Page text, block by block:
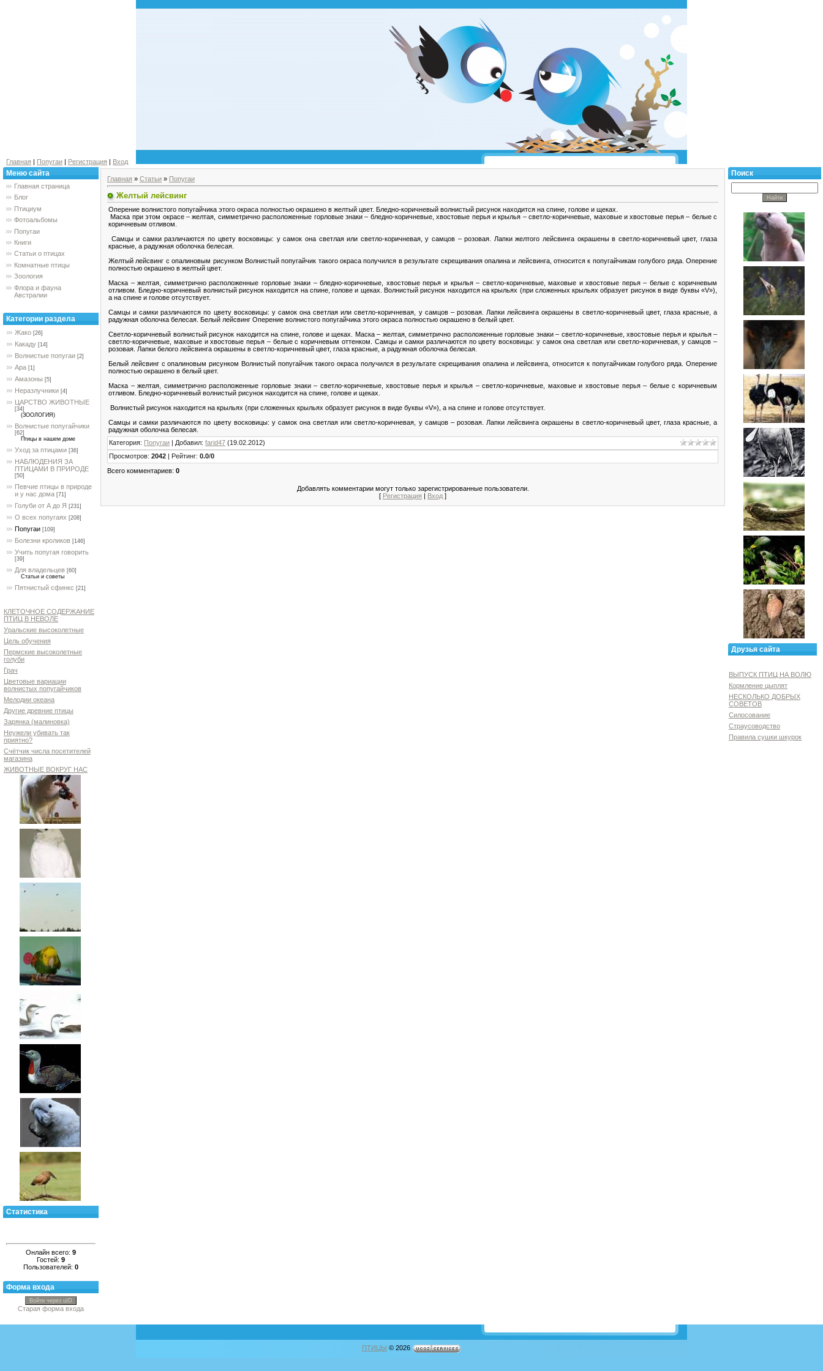
Главная | Попугаи | Регистрация | Вход
Меню сайта
Главная страница
Блог
Птициум
Фотоальбомы
Попугаи
Книги
Статьи о птицах
Комнатные птицы
Зоология
Флора и фауна
Австралии
Категории раздела
Жако [26]
Какаду [14]
Волнистые попугаи [2]
Ара [1]
Амазоны [5]
Неразлучники [4]
ЦАРСТВО ЖИВОТНЫЕ
[34]
(ЗООЛОГИЯ)
Волнистые попугайчики
[62]
Птицы в нашем доме
Уход за птицами [36]
НАБЛЮДЕНИЯ ЗА
ПТИЦАМИ В ПРИРОДЕ
[50]
Певчие птицы в природе
и у нас дома [71]
Голуби от А до Я [231]
О всех попугаях [208]
Попугаи [109]
Болезни кроликов [146]
Учить попугая говорить
[39]
Для владельцев [60]
Статьи и советы
Пятнистый сфинкс [21]
КЛЕТОЧНОЕ СОДЕРЖАНИЕ
ПТИЦ В НЕВОЛЕ
Уральские высоколетные
Цель обучения
Пермские высоколетные
голуби
Грач
Цветовые вариации
волнистых попугайчиков
Мелодии океана
Другие древние птицы
Зарянка (малиновка)
Неужели убивать так
приятно?
Счётчик числа посетителей
магазина
ЖИВОТНЫЕ ВОКРУГ НАС
Статистика
Онлайн всего: 9
Гостей: 9
Пользователей: 0
Форма входа
Войти через uID
Старая форма входа
Главная » Статьи » Попугаи
Желтый лейсвинг
Оперение волнистого попугайчика этого окраса полностью окрашено в желтый цвет. Бледно-коричневый волнистый рисунок находится на спине, голове и щеках.
Маска при этом окрасе – желтая, симметрично расположенные горловые знаки – бледно-коричневые, хвостовые перья и крылья – светло-коричневые, маховые и хвостовые перья – белые с
коричневым отливом.
Самцы и самки различаются по цвету восковицы: у самок она светлая или светло-коричневая, у самцов – розовая. Лапки желтого лейсвинга окрашены в светло-коричневый цвет, глаза
красные, а радужная оболочка белесая.
Желтый лейсвинг с опалиновым рисунком Волнистый попугайчик такого окраса получился в результате скрещивания опалина и лейсвинга, относится к попугайчикам голубого ряда. Оперение
полностью окрашено в желтый цвет.
Маска – желтая, симметрично расположенные горловые знаки – бледно-коричневые, хвостовые перья и крылья – светло-коричневые, маховые и хвостовые перья – белые с коричневым
отливом. Бледно-коричневый волнистый рисунок находится на спине, голове и щеках. Волнистый рисунок находится на крыльях (при сложенных крыльях образует рисунок в виде буквы «V»),
а на спине и голове отсутствует.
Самцы и самки различаются по цвету восковицы: у самок она светлая или светло-коричневая, у самцов – розовая. Лапки лейсвинга окрашены в светло-коричневый цвет, глаза красные, а
радужная оболочка белесая. Белый лейсвинг Оперение волнистого попугайчика этого окраса полностью окрашено в белый цвет.
Светло-коричневый волнистый рисунок находится на спине, голове и щеках. Маска – желтая, симметрично расположенные горловые знаки – светло-коричневые, хвостовые перья и крылья –
светло-коричневые, маховые и хвостовые перья – белые с коричневым оттенком. Самцы и самки различаются по цвету восковицы: у самок она светлая или светло-коричневая, у самцов –
розовая. Лапки белого лейсвинга окрашены в светло-коричневый цвет, глаза красные, а радужная оболочка белесая.
Белый лейсвинг с опалиновым рисунком Волнистый попугайчик такого окраса получился в результате скрещивания опалина и лейсвинга, относится к попугайчикам голубого ряда. Оперение
полностью окрашено в белый цвет.
Маска – желтая, симметрично расположенные горловые знаки – светло-коричневые, хвостовые перья и крылья – светло-коричневые, маховые и хвостовые перья – белые с коричневым
отливом. Бледно-коричневый волнистый рисунок находится на спине, голове и щеках.
Волнистый рисунок находится на крыльях (при сложенных крыльях образует рисунок в виде буквы «V»), а на спине и голове отсутствует.
Самцы и самки различаются по цвету восковицы: у самок она светлая или светло-коричневая, у самцов – розовая. Лапки лейсвинга окрашены в светло-коричневый цвет, глаза красные, а
радужная оболочка белесая.
Категория: Попугаи | Добавил: farid47 (19.02.2012)
Просмотров: 2042 | Рейтинг: 0.0/0
Всего комментариев: 0
Добавлять комментарии могут только зарегистрированные пользователи.
[ Регистрация | Вход ]
Поиск
Друзья сайта
ВЫПУСК ПТИЦ НА ВОЛЮ
Кормление цыплят
НЕСКОЛЬКО ДОБРЫХ
СОВЕТОВ
Силосование
Страусоводство
Правила сушки шкурок
ПТИЦЫ © 2026